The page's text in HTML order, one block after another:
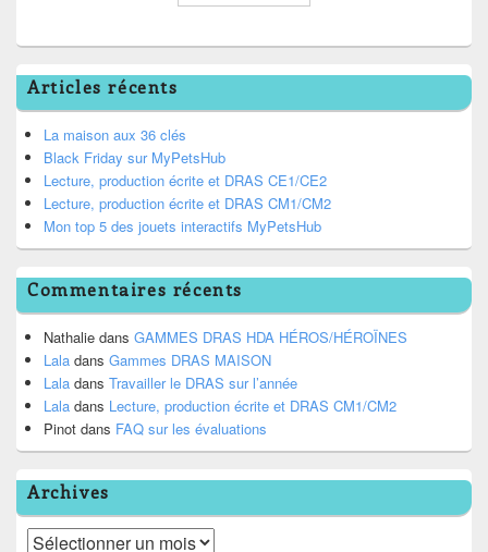
Articles récents
La maison aux 36 clés
Black Friday sur MyPetsHub
Lecture, production écrite et DRAS CE1/CE2
Lecture, production écrite et DRAS CM1/CM2
Mon top 5 des jouets interactifs MyPetsHub
Commentaires récents
Nathalie dans GAMMES DRAS HDA HÉROS/HÉROÏNES
Lala dans Gammes DRAS MAISON
Lala dans Travailler le DRAS sur l’année
Lala dans Lecture, production écrite et DRAS CM1/CM2
Pinot dans FAQ sur les évaluations
Archives
Archives